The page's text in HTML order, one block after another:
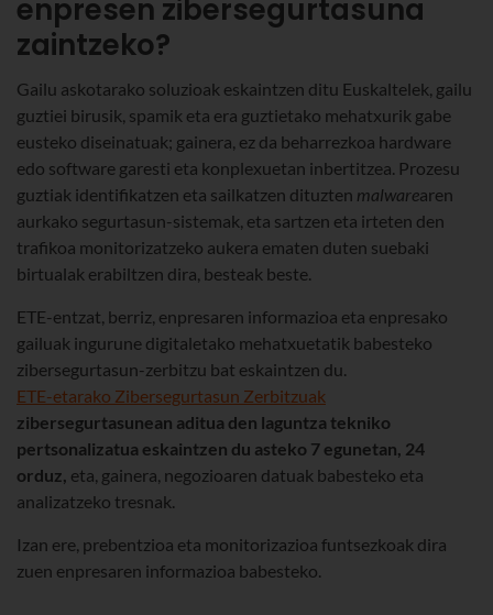
enpresen zibersegurtasuna
zaintzeko?
Gailu askotarako soluzioak eskaintzen ditu Euskaltelek, gailu
guztiei birusik, spamik eta era guztietako mehatxurik gabe
eusteko diseinatuak; gainera, ez da beharrezkoa hardware
edo software garesti eta konplexuetan inbertitzea. Prozesu
guztiak identifikatzen eta sailkatzen dituzten malwarearen
aurkako segurtasun-sistemak, eta sartzen eta irteten den
trafikoa monitorizatzeko aukera ematen duten suebaki
birtualak erabiltzen dira, besteak beste.
ETE-entzat, berriz, enpresaren informazioa eta enpresako
gailuak ingurune digitaletako mehatxuetatik babesteko
zibersegurtasun-zerbitzu bat eskaintzen du.
ETE-etarako Zibersegurtasun Zerbitzuak
zibersegurtasunean aditua den laguntza tekniko
pertsonalizatua eskaintzen du asteko 7 egunetan, 24
orduz, eta, gainera, negozioaren datuak babesteko eta
analizatzeko tresnak.
Izan ere, prebentzioa eta monitorizazioa funtsezkoak dira
zuen enpresaren informazioa babesteko.